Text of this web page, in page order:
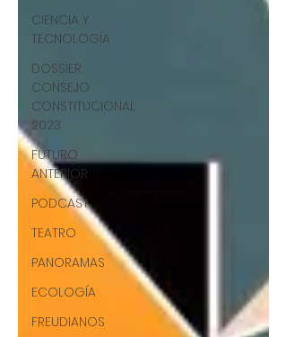
CIENCIA Y
TECNOLOGÍA
DOSSIER
CONSEJO
CONSTITUCIONAL
2023
FUTURO
ANTERIOR
PODCAST
TEATRO
PANORAMAS
ECOLOGÍA
FREUDIANOS